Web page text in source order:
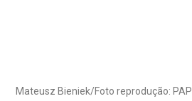
Mateusz Bieniek/Foto reprodução: PAP